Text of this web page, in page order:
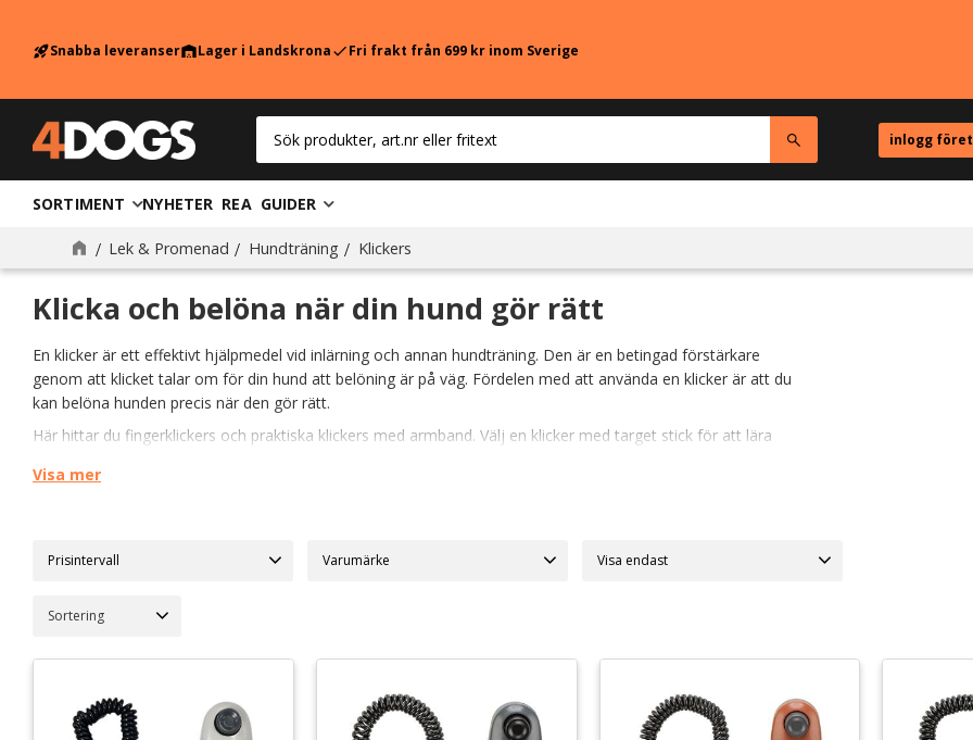
rocket_launchSnabba leveranserwarehouseLager i LandskronacheckFri frakt från 699 kr inom Sverige
inlogg
SORTIMENT NYHETER REA GUIDER
Lek & Promenad Hundträning Klickers
Klickers
Klicka och belöna när din hund gör rätt
En klicker är ett effektivt hjälpmedel vid inlärning och annan hundträning. Den är en betingad förstärkare
genom att klicket talar om för din hund att belöning är på väg. Fördelen med att använda en klicker är att du
kan belöna hunden precis när den gör rätt.
Här hittar du fingerklickers och praktiska klickers med armband. Välj en klicker med target stick för att lära
Visa mer
Prisintervall Visa endast